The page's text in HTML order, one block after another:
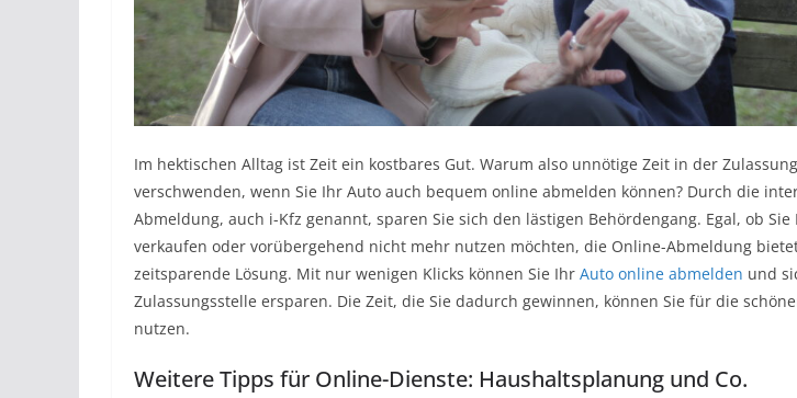
Im hektischen Alltag ist Zeit ein kostbares Gut. Warum also unnötige Zeit in der
verschwenden, wenn Sie Ihr Auto auch bequem online abmelden können? Durch die
Abmeldung, auch i-Kfz genannt, sparen Sie sich den lästigen Behördengang. Egal, ob Sie
verkaufen oder vorübergehend nicht mehr nutzen möchten, die Online-Abmeldung
zeitsparende Lösung. Mit nur wenigen Klicks können Sie Ihr Auto online abmelden und
Zulassungsstelle ersparen. Die Zeit, die Sie dadurch gewinnen, können Sie für die
nutzen.
Weitere Tipps für Online-Dienste: Haushaltsplanung und Co.